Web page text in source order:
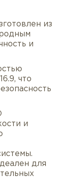
Отзывы/
из
и
что
и
для